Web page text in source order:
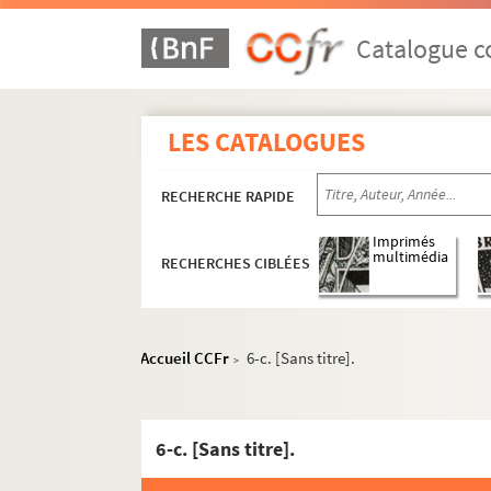
Catalogue
LES CATALOGUES
RECHERCHE RAPIDE
RECHERCHES CIBLÉES
Imprimés
multimédia
Accueil CCFr > 6-c. [Sans titre].
6-c. [Sans titre].